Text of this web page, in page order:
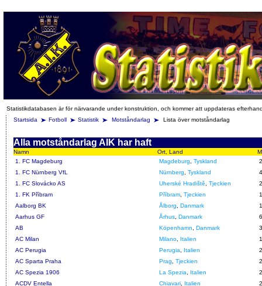
Statistikdatabasen är för närvarande under konstruktion, och kommer att uppdateras
Startsida
Fotboll Statistik Motståndarlag Lista över motståndarlag
Alla motståndarlag AIK har haft
Namn Ort, Land
1. FC Magdeburg
Magdeburg Tyskland
2
1. FC Nürnberg VfL
Nürnberg Tyskland
4
1. FC Slovácko AS
Uherské Hradiště Tjeckien
2
1. FK Příbram
Příbram Tjeckien
1
Aalborg BK
Ålborg Danmark
1
Aarhus GF
Århus Danmark
6
AB
Köpenhamn Danmark
3
AC Milan
Milano Italien
AC Perugia
Perugia Italien
2
AC Sparta Praha
Prag Tjeckien
2
AC Spezia 1906
La Spezia Italien
2
ACDV Entella
Chiavari Italien
2